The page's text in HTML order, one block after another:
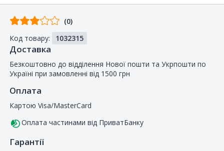
Відгуків
покупців
(0)
Код товару:
1032315
Доставка
Безкоштовно до відділення Нової пошти та Укрпошти по
Україні при замовленні від 1500 грн
Оплата
Картою Visa/MasterCard
Оплата частинами від ПриватБанку
Гарантії